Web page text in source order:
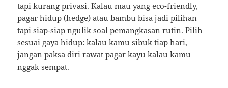
tapi kurang privasi. Kalau mau yang eco-friendly,
pagar hidup (hedge) atau bambu bisa jadi pilihan—
tapi siap-siap ngulik soal pemangkasan rutin. Pilih
sesuai gaya hidup: kalau kamu sibuk tiap hari,
jangan paksa diri rawat pagar kayu kalau kamu
nggak sempat.